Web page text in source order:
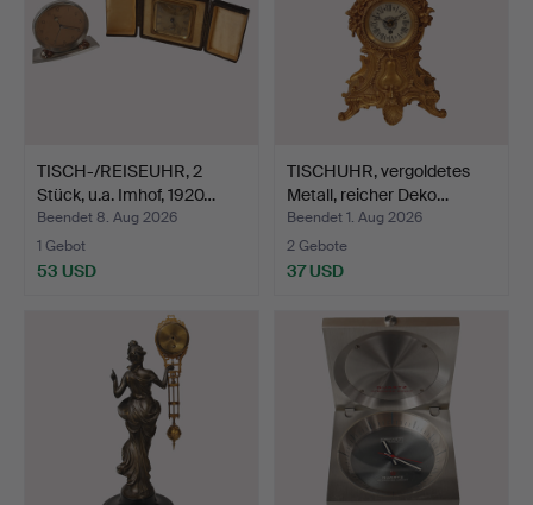
TISCH-/REISEUHR, 2
Stück, u.a. Imhof, 1920…
Beendet 8. Aug 2026
1 Gebot
53 USD
TISCHUHR, vergoldetes
Metall, reicher Deko…
Beendet 1. Aug 2026
2 Gebote
37 USD